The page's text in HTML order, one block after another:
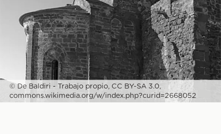
© De Baldiri - Trabajo propio, CC BY-SA 3.0,
commons.wikimedia.org/w/index.php?curid=2668052